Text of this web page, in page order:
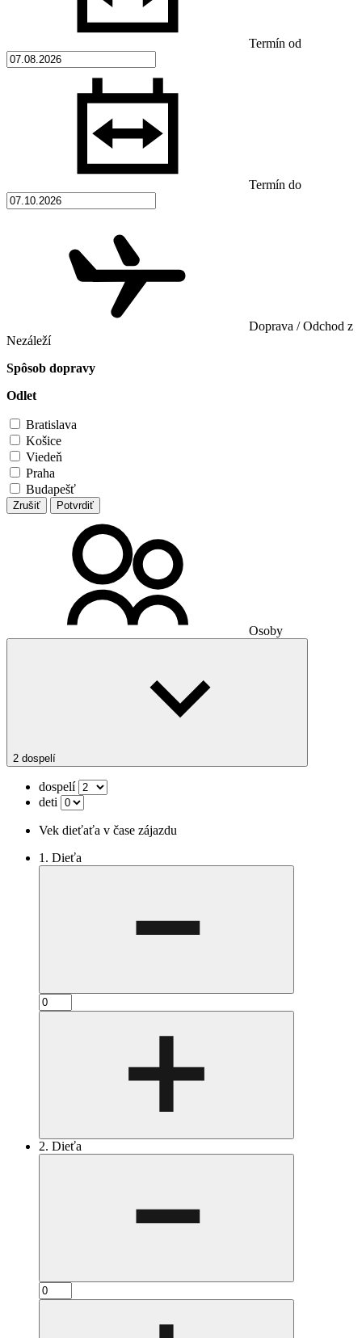
Termín od
Termín do
Doprava / Odchod z
Nezáleží
Spôsob dopravy
Odlet
Bratislava
Košice
Viedeň
Praha
Budapešť
Zrušiť Potvrdiť
Osoby
2 dospelí
dospelí
deti
Vek dieťaťa v čase zájazdu
1. Dieťa
2. Dieťa